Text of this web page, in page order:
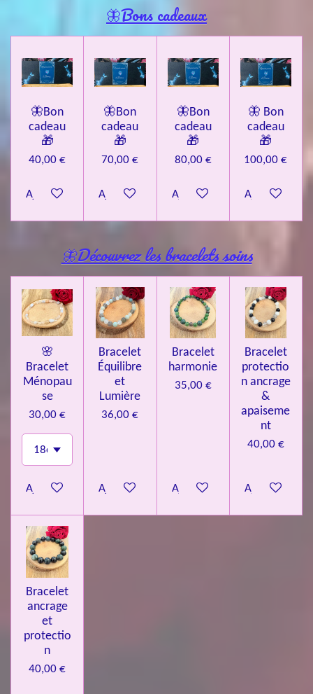
🦋Bons cadeaux
🦋Bon
cadeau
🎁
40,00 €
Ajouter au panier
🦋Bon
cadeau
🎁
70,00 €
Ajouter au panier
🦋Bon
cadeau
🎁
80,00 €
Ajouter au panier
🦋 Bon
cadeau
🎁
100,00 €
Ajouter au
🦋Découvrez les bracelets soins
🌸
Bracelet
Ménopau
se
30,00 €
Ajouter au panier
Bracelet
Équilibre
et
Lumière
36,00 €
Ajouter au panier
Bracelet
harmonie
35,00 €
Ajouter au panier
Bracelet
protectio
n ancrage
&
apaiseme
nt
40,00 €
Ajouter au
Bracelet
ancrage
et
protectio
n
40,00 €